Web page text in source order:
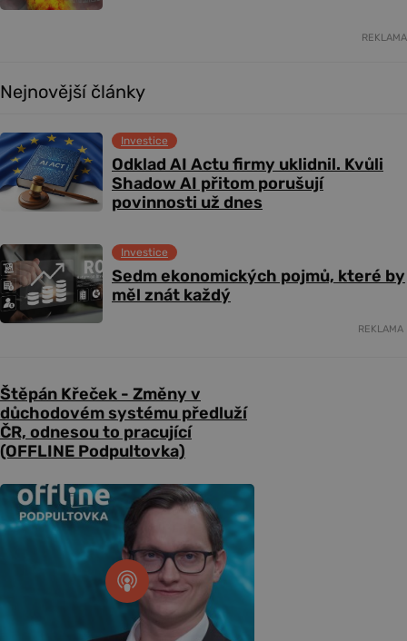
REKLAMA
Nejnovější články
Odklad AI Actu firmy uklidnil. Kvůli
Shadow AI přitom porušují
povinnosti už dnes
Investice
Sedm ekonomických pojmů, které by
měl znát každý
Investice
REKLAMA
Štěpán Křeček - Změny v
důchodovém systému předluží
ČR, odnesou to pracující
(OFFLINE Podpultovka)